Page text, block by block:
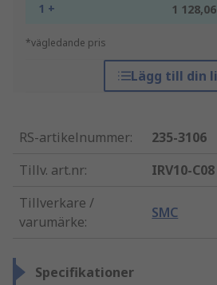
1 + 1
*vägledande pris
Lägg till din
RS-artikelnummer:
235-3106
Tillv. art.nr:
IRV10-C08
Tillverkare /
varumärke:
SMC
Specifikationer